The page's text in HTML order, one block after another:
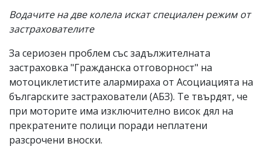
не
носи
отговорност
тях!
Ако
откриете
обиден
за
вас
коментар,
моля
сигнализирайте
Водачите на две колела искат специален режим от
застрахователите
За сериозен проблем със задължителната
застраховка "Гражданска отговорност" на
мотоциклетистите алармираха от Асоциацията на
българските застрахователи (АБЗ). Те твърдят, че
при моторите има изключително висок дял на
прекратените полици поради неплатени
разсрочени вноски.